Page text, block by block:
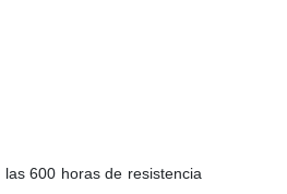
600 horas de resistencia